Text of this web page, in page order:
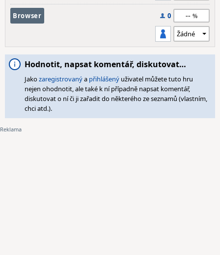
Browser 0 --
Hodnotit, napsat komentář, diskutovat…
Jakozaregistrovanýa přihlášený uživatel můžete tuto hru
nejen ohodnotit, ale také k ní případně napsat komentář,
diskutovat o ní či ji zařadit do některého ze seznamů (vlastním,
chci atd.).